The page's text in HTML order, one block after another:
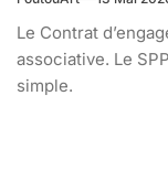
Le Contrat
associative. Le
simple.